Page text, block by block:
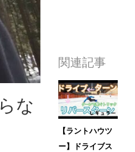
な
関連記事
【ラントハウツ
ー】ドライブス